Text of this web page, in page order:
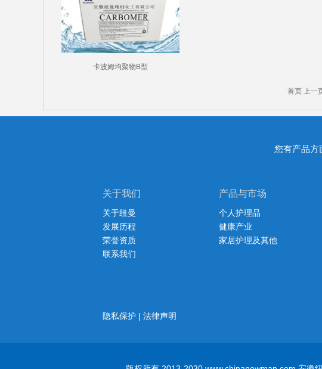
卡波姆均聚物B型
首页 上一
您有产品方
关于我们
关于纽曼
发展历程
荣誉资质
联系我们
产品与市场
个人护理品
健康产业
家居护理及其他
隐私保护 | 法律声明